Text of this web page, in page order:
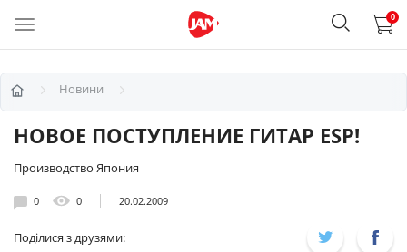
0
Новини
НОВОЕ ПОСТУПЛЕНИЕ ГИТАР ESP!
Производство Япония
0 0 20.02.2009
Поділися з друзями: